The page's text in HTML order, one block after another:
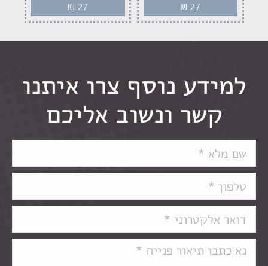
₪ 27
₪ 27
למידע נוסף צרו איתנו
קשר ונשוב אליכם